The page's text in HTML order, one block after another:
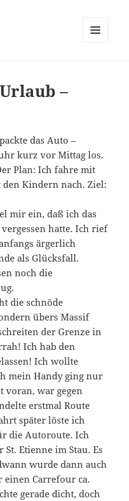
–
das Auto –
kurz vor Mittag los.
Plan: Ich fahre mit
Kindern nach. Ziel:
mir ein, daß ich das
hatte. Ich rief
ärgerlich
als Glücksfall.
noch die
die schnöde
übers Massif
der Grenze in
Ich hab den
Ich wollte
mein Handy ging nur
voran, war gegen
erstmal Route
später löste ich
die Autoroute. Ich
Etienne im Stau. Es
wurde dann auch
Carrefour ca.
gerade dicht, doch